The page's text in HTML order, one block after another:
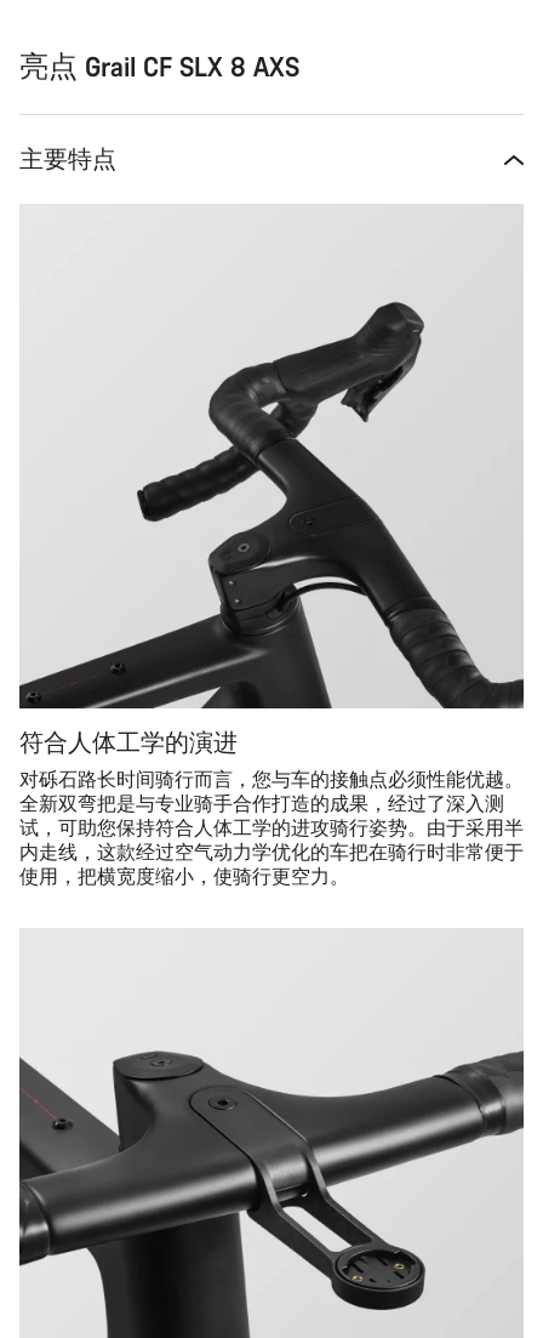
亮点 Grail CF SLX 8 AXS
主要特点
符合人体工学的演进
对砾石路长时间骑行而言，您与车的接触点必须性能优越。
全新双弯把是与专业骑手合作打造的成果，经过了深入测
试，可助您保持符合人体工学的进攻骑行姿势。由于采用半
内走线，这款经过空气动力学优化的车把在骑行时非常便于
使用，把横宽度缩小，使骑行更空力。